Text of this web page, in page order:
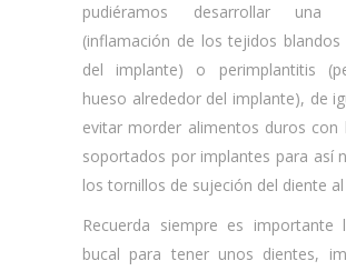
pudiéramos desarrollar una
(inflamación de los tejidos blandos
del implante) o perimplantitis
hueso alrededor del implante), de
evitar morder alimentos duros con
soportados por implantes para así
los tornillos de sujeción del diente
Recuerda siempre es importante
bucal para tener unos dientes,